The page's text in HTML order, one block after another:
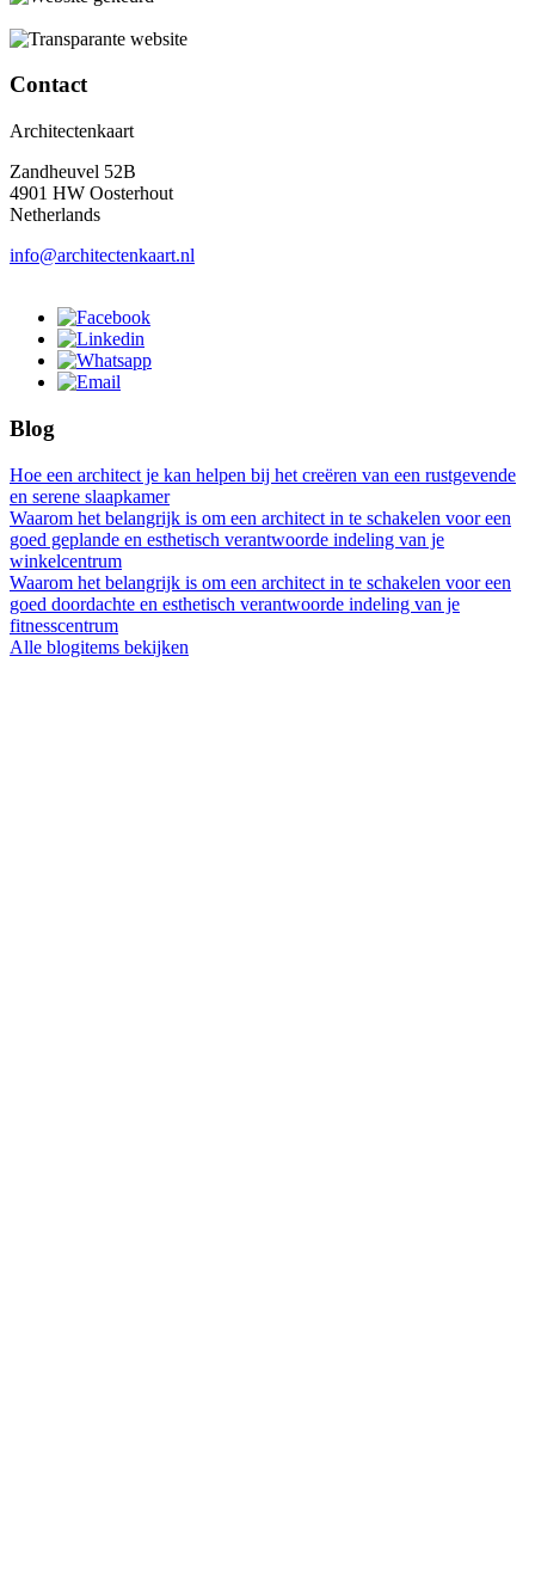
Contact
Architectenkaart
Zandheuvel 52B
4901 HW Oosterhout
Netherlands
info@architectenkaart.nl
Blog
Hoe een architect je kan helpen bij het creëren van een rustgevende
en serene slaapkamer
Waarom het belangrijk is om een architect in te schakelen voor een
goed geplande en esthetisch verantwoorde indeling van je
winkelcentrum
Waarom het belangrijk is om een architect in te schakelen voor een
goed doordachte en esthetisch verantwoorde indeling van je
fitnesscentrum
Alle blogitems bekijken